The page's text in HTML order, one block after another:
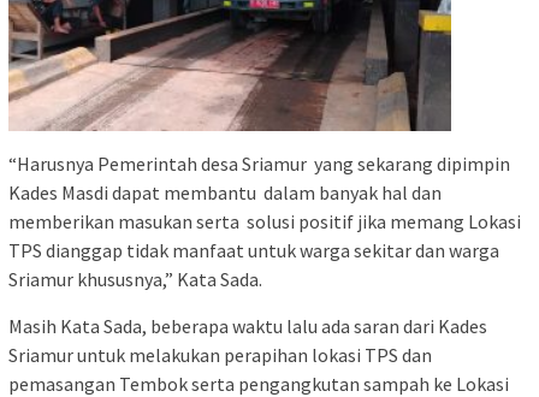
“Harusnya Pemerintah desa Sriamur yang sekarang dipimpin
Kades Masdi dapat membantu dalam banyak hal dan
memberikan masukan serta solusi positif jika memang Lokasi
TPS dianggap tidak manfaat untuk warga sekitar dan warga
Sriamur khususnya,” Kata Sada.
Masih Kata Sada, beberapa waktu lalu ada saran dari Kades
Sriamur untuk melakukan perapihan lokasi TPS dan
pemasangan Tembok serta pengangkutan sampah ke Lokasi